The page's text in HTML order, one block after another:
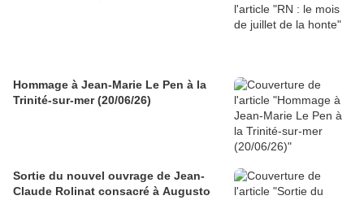
Hommage à Jean-Marie Le Pen à la
Trinité-sur-mer (20/06/26)
Sortie du nouvel ouvrage de Jean-
Claude Rolinat consacré à Augusto